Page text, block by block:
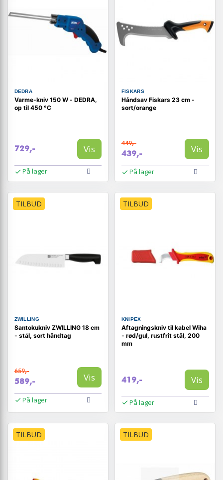
DEDRA
Varme-kniv 150 W - DEDRA,
op til 450 °C
729,- Vis
På lager
FISKARS
Håndsav Fiskars 23 cm -
sort/orange
449,-
439,- Vis
På lager
TILBUD
ZWILLING
Santokukniv ZWILLING 18 cm
- stål, sort håndtag
659,-
589,- Vis
På lager
TILBUD
KNIPEX
Aftagningskniv til kabel Wiha
- rød/gul, rustfrit stål, 200
mm
419,- Vis
På lager
TILBUD TILBUD